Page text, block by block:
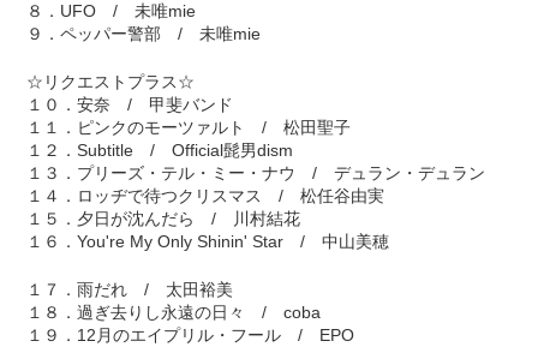
８．UFO / 未唯mie
９．ペッパー警部 / 未唯mie
☆リクエストプラス☆
１０．安奈 / 甲斐バンド
１１．ピンクのモーツァルト / 松田聖子
１２．Subtitle / Official髭男dism
１３．プリーズ・テル・ミー・ナウ / デュラン・デュラン
１４．ロッヂで待つクリスマス / 松任谷由実
１５．夕日が沈んだら / 川村結花
１６．You're My Only Shinin' Star / 中山美穂
１７．雨だれ / 太田裕美
１８．過ぎ去りし永遠の日々 / coba
１９．12月のエイプリル・フール / EPO